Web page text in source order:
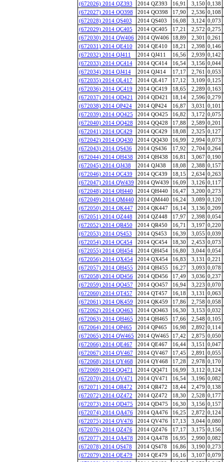
(672026) 2014 QZ393
2014 QZ393 16,91 3,150 0,138
(672027) 2014 QO398
2014 QO398 17,90 2,536 0,108
(672028) 2014 QS403
2014 QS403 16,08 3,124 0,073
(672029) 2014 QC405
2014 QC405 17,21 2,572 0,275
(672030) 2014 QW406
2014 QW406 18,89 2,301 0,261
(672031) 2014 QE410
2014 QE410 18,21 2,398 0,146
(672032) 2014 QJ411
2014 QJ411 16,56 2,939 0,142
(672033) 2014 QC414
2014 QC414 16,54 3,156 0,044
(672034) 2014 QJ414
2014 QJ414 17,17 2,761 0,053
(672035) 2014 QL417
2014 QL417 17,12 3,109 0,125
(672036) 2014 QC419
2014 QC419 18,65 2,289 0,163
(672037) 2014 QD421
2014 QD421 18,14 2,596 0,279
(672038) 2014 QP424
2014 QP424 16,87 3,031 0,101
(672039) 2014 QO425
2014 QO425 16,82 3,172 0,075
(672040) 2014 QQ428
2014 QQ428 17,88 2,589 0,201
(672041) 2014 QC429
2014 QC429 18,08 2,325 0,127
(672042) 2014 QQ430
2014 QQ430 16,99 2,994 0,073
(672043) 2014 QS436
2014 QS436 17,92 2,704 0,264
(672044) 2014 QH438
2014 QH438 16,81 3,067 0,190
(672045) 2014 QJ438
2014 QJ438 18,08 2,388 0,157
(672046) 2014 QC439
2014 QC439 18,15 2,634 0,263
(672047) 2014 QW439
2014 QW439 16,09 3,126 0,117
(672048) 2014 QH440
2014 QH440 16,47 3,200 0,273
(672049) 2014 QM440
2014 QM440 16,24 3,089 0,120
(672050) 2014 QK447
2014 QK447 16,14 3,136 0,209
(672051) 2014 QZ448
2014 QZ448 17,97 2,398 0,054
(672052) 2014 QR450
2014 QR450 16,71 3,197 0,220
(672053) 2014 QS453
2014 QS453 16,39 3,055 0,039
(672054) 2014 QC454
2014 QC454 18,30 2,453 0,073
(672055) 2014 QH454
2014 QH454 16,80 3,044 0,054
(672056) 2014 QX454
2014 QX454 16,83 3,131 0,221
(672057) 2014 QH455
2014 QH455 16,27 3,093 0,078
(672058) 2014 QD456
2014 QD456 17,49 3,036 0,237
(672059) 2014 QO457
2014 QO457 16,94 3,223 0,070
(672060) 2014 QT457
2014 QT457 16,18 3,131 0,063
(672061) 2014 QK459
2014 QK459 17,86 2,758 0,058
(672062) 2014 QO463
2014 QO463 16,30 3,153 0,032
(672063) 2014 QH465
2014 QH465 17,66 2,548 0,105
(672064) 2014 QP465
2014 QP465 16,98 2,892 0,114
(672065) 2014 QW465
2014 QW465 17,42 2,875 0,050
(672066) 2014 QE467
2014 QE467 16,44 3,151 0,047
(672067) 2014 QV467
2014 QV467 17,45 2,891 0,055
(672068) 2014 QY468
2014 QY468 17,28 2,978 0,170
(672069) 2014 QQ471
2014 QQ471 16,99 3,112 0,124
(672070) 2014 QV471
2014 QV471 16,54 3,196 0,082
(672071) 2014 QR472
2014 QR472 18,44 2,479 0,138
(672072) 2014 QZ472
2014 QZ472 18,30 2,528 0,177
(672073) 2014 QD475
2014 QD475 16,30 3,156 0,157
(672074) 2014 QA476
2014 QA476 16,25 2,872 0,124
(672075) 2014 QV476
2014 QV476 17,13 3,044 0,080
(672076) 2014 QZ476
2014 QZ476 17,17 3,175 0,156
(672077) 2014 QA478
2014 QA478 16,95 2,990 0,082
(672078) 2014 QS478
2014 QS478 16,86 3,190 0,273
(672079) 2014 QE479
2014 QE479 16,16 3,107 0,079